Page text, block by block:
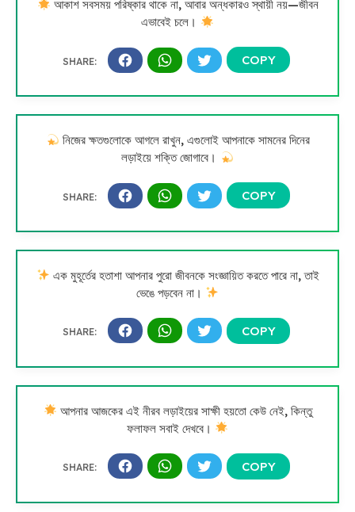
আকাশ সবসময় পরিষ্কার থাকে না, আবার অন্ধকারও স্থায়ী নয়—জীবন
এভাবেই চলে।
নিজের ক্ষতগুলোকে আগলে রাখুন, এগুলোই আপনাকে সামনের দিনের
লড়াইয়ে শক্তি জোগাবে।
এক মুহূর্তের হতাশা আপনার পুরো জীবনকে সংজ্ঞায়িত করতে পারে না, তাই
ভেঙে পড়বেন না।
আপনার আজকের এই নীরব লড়াইয়ের সাক্ষী হয়তো কেউ নেই, কিন্তু
ফলাফল সবাই দেখবে।